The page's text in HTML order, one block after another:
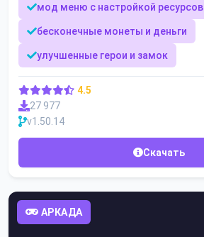
мод меню с настройкой ресурсов
бесконечные монеты и деньги
улучшенные герои и замок
4.5
27 977
v1.50.14
Скачать
АРКАДА